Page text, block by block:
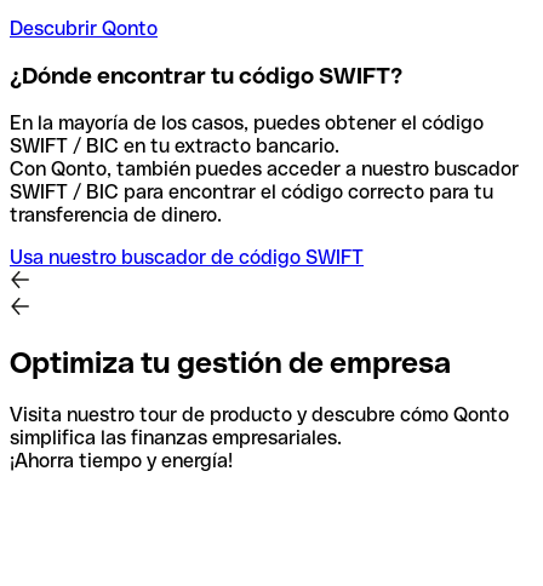
Descubrir Qonto
¿Dónde encontrar tu código SWIFT?
En la mayoría de los casos, puedes obtener el código
SWIFT / BIC en tu extracto bancario.
Con Qonto, también puedes acceder a nuestro buscador
SWIFT / BIC para encontrar el código correcto para tu
transferencia de dinero.
Usa nuestro buscador de código SWIFT
Optimiza tu gestión de empresa
Visita nuestro tour de producto y descubre cómo Qonto
simplifica las finanzas empresariales.
¡Ahorra tiempo y energía!